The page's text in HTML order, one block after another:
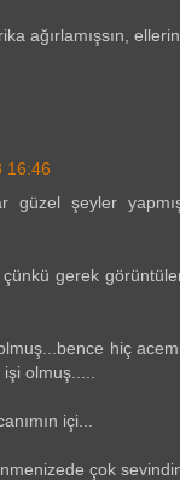
ağırlamışsın,
16:46
güzel şeyler
çünkü gerek
hiç
olmuş.....
içi...
çok